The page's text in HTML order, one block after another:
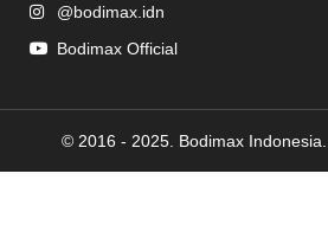
@bodimax.idn
Bodimax Official
© 2016 - 2025. Bodimax Indonesia.